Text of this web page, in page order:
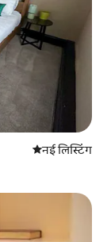
ठहरने की नई
नई लिस्टिंग